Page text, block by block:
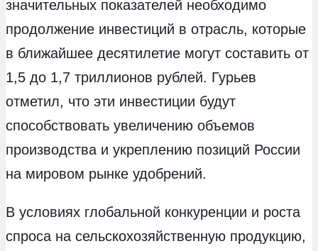
значительных показателей необходимо
продолжение инвестиций в отрасль, которые
в ближайшее десятилетие могут составить от
1,5 до 1,7 триллионов рублей. Гурьев
отметил, что эти инвестиции будут
способствовать увеличению объемов
производства и укреплению позиций России
на мировом рынке удобрений.
В условиях глобальной конкуренции и роста
спроса на сельскохозяйственную продукцию,